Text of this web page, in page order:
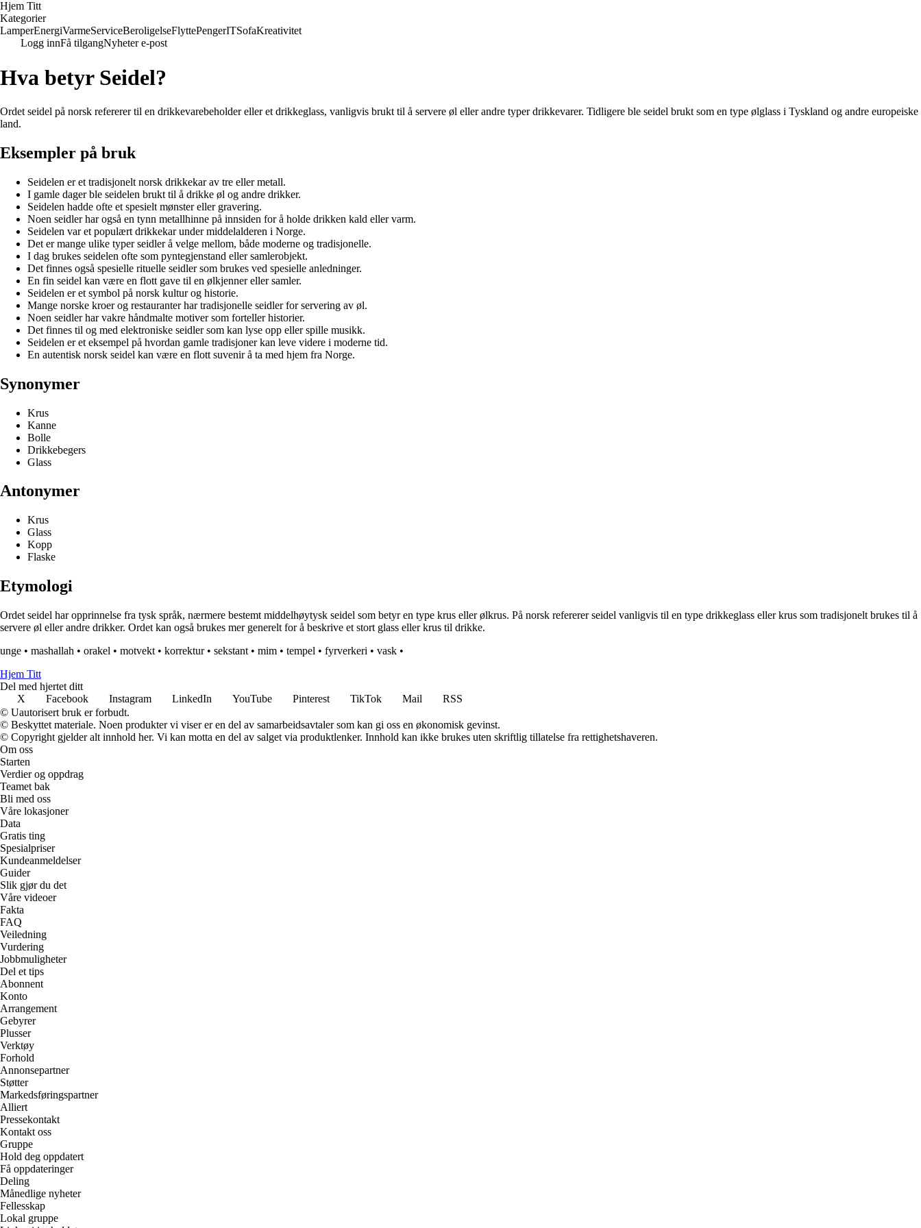
Hjem Titt
Kategorier
LamperEnergiVarmeServiceBeroligelseFlyttePengerITSofaKreativitet
Logg innFå tilgangNyheter e-post
Hva betyr Seidel?
Ordet seidel på norsk refererer til en drikkevarebeholder eller et drikkeglass, vanligvis brukt til å servere øl eller andre typer drikkevarer. Tidligere ble seidel brukt som en type ølglass i Tyskland og andre europeiske
land.
Eksempler på bruk
Seidelen er et tradisjonelt norsk drikkekar av tre eller metall.
I gamle dager ble seidelen brukt til å drikke øl og andre drikker.
Seidelen hadde ofte et spesielt mønster eller gravering.
Noen seidler har også en tynn metallhinne på innsiden for å holde drikken kald eller varm.
Seidelen var et populært drikkekar under middelalderen i Norge.
Det er mange ulike typer seidler å velge mellom, både moderne og tradisjonelle.
I dag brukes seidelen ofte som pyntegjenstand eller samlerobjekt.
Det finnes også spesielle rituelle seidler som brukes ved spesielle anledninger.
En fin seidel kan være en flott gave til en ølkjenner eller samler.
Seidelen er et symbol på norsk kultur og historie.
Mange norske kroer og restauranter har tradisjonelle seidler for servering av øl.
Noen seidler har vakre håndmalte motiver som forteller historier.
Det finnes til og med elektroniske seidler som kan lyse opp eller spille musikk.
Seidelen er et eksempel på hvordan gamle tradisjoner kan leve videre i moderne tid.
En autentisk norsk seidel kan være en flott suvenir å ta med hjem fra Norge.
Synonymer
Krus
Kanne
Bolle
Drikkebegers
Glass
Antonymer
Krus
Glass
Kopp
Flaske
Etymologi
Ordet seidel har opprinnelse fra tysk språk, nærmere bestemt middelhøytysk seidel som betyr en type krus eller ølkrus. På norsk refererer seidel vanligvis til en type drikkeglass eller krus som tradisjonelt brukes til å
servere øl eller andre drikker. Ordet kan også brukes mer generelt for å beskrive et stort glass eller krus til drikke.
unge • mashallah • orakel • motvekt • korrektur• sekstant • mim • tempel • fyrverkeri • vask •
Hjem Titt
Del med hjertet ditt
X
Facebook Instagram LinkedIn YouTube Pinterest TikTok Mail
RSS
© Uautorisert bruk er forbudt.
© Beskyttet materiale. Noen produkter vi viser er en del av samarbeidsavtaler som kan gi oss en økonomisk gevinst.
© Copyright gjelder alt innhold her. Vi kan motta en del av salget via produktlenker. Innhold kan ikke brukes uten skriftlig tillatelse fra rettighetshaveren.
Om oss
Starten
Verdier og oppdrag
Teamet bak
Bli med oss
Våre lokasjoner
Data
Gratis ting
Spesialpriser
Kundeanmeldelser
Guider
Slik gjør du det
Våre videoer
Fakta
FAQ
Veiledning
Vurdering
Jobbmuligheter
Del et tips
Abonnent
Konto
Arrangement
Gebyrer
Plusser
Verktøy
Forhold
Annonsepartner
Støtter
Markedsføringspartner
Alliert
Pressekontakt
Kontakt oss
Gruppe
Hold deg oppdatert
Få oppdateringer
Deling
Månedlige nyheter
Fellesskap
Lokal gruppe